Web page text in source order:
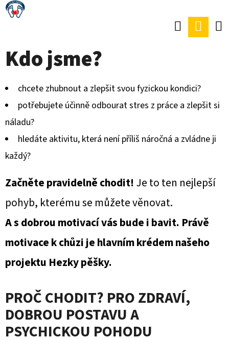
Přejít
Hledat
Kdo jsme?
chcete zhubnout a zlepšit svou fyzickou kondici?
potřebujete účinně odbourat stres z práce a zlepšit si
náladu?
hledáte aktivitu, která není příliš náročná a zvládne ji
každý?
Začněte pravidelně chodit!Je to ten nejlepší
pohyb, kterému se můžete věnovat.
A s dobrou motivací vás bude i bavit. Právě
motivace k chůzi je hlavním krédem našeho
projektu Hezky pěšky.
PROČ CHODIT? PRO ZDRAVÍ,
DOBROU POSTAVU A
PSYCHICKOU POHODU
K
C
O
P
O
T
Ř
E
B
U
J
E
T
E
A
J
Í